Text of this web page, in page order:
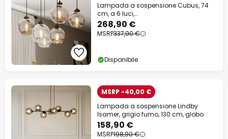
Lampada a sospensione Cubus, 74
cm, a 6 luci,
trasparente/miele/marrone, vetro
268,90 €
MSRP337,90 €
Disponibile
MSRP -40,00 €
Lampada a sospensione Lindby
Isamer, grigio fumo, 130 cm, globo
158,90 €
MSRP198,90 €